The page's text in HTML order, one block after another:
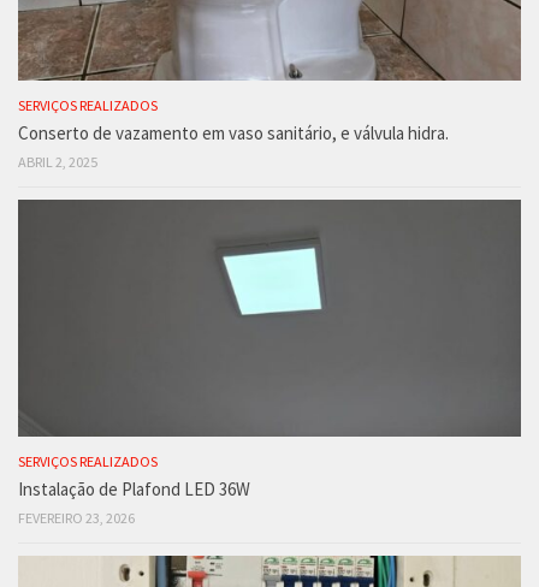
SERVIÇOS REALIZADOS
Conserto de vazamento em vaso sanitário, e válvula hidra.
ABRIL 2, 2025
SERVIÇOS REALIZADOS
Instalação de Plafond LED 36W
FEVEREIRO 23, 2026